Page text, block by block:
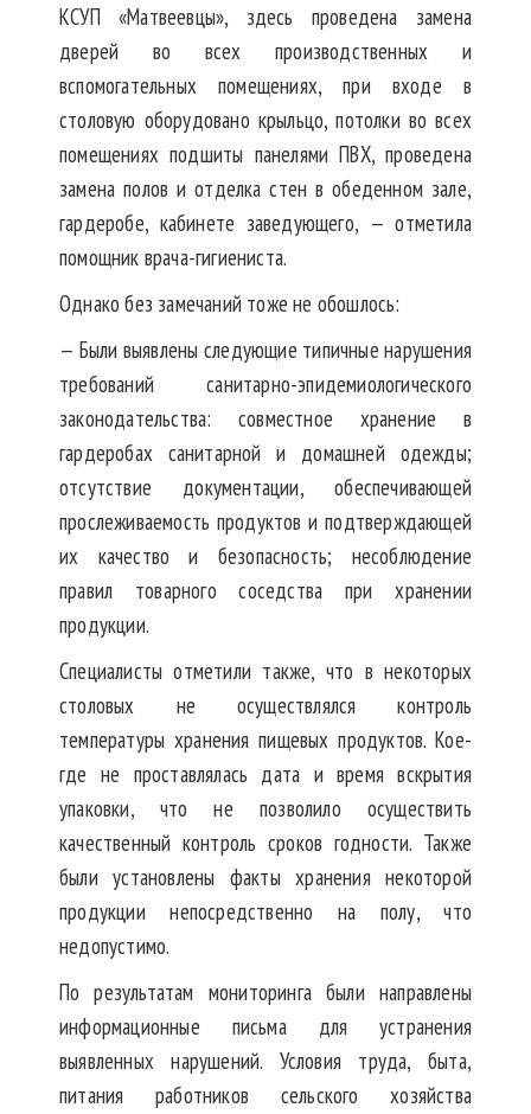
КСУП «Матвеевцы», здесь проведена замена
дверей во всех производственных и
вспомогательных помещениях, при входе в
столовую оборудовано крыльцо, потолки во всех
помещениях подшиты панелями ПВХ, проведена
замена полов и отделка стен в обеденном зале,
гардеробе, кабинете заведующего, — отметила
помощник врача-гигиениста.
Однако без замечаний тоже не обошлось:
— Были выявлены следующие типичные нарушения
требований санитарно-эпидемиологического
законодательства: совместное хранение в
гардеробах санитарной и домашней одежды;
отсутствие документации, обеспечивающей
прослеживаемость продуктов и подтверждающей
их качество и безопасность; несоблюдение
правил товарного соседства при хранении
продукции.
Специалисты отметили также, что в некоторых
столовых не осуществлялся контроль
температуры хранения пищевых продуктов. Кое-
где не проставлялась дата и время вскрытия
упаковки, что не позволило осуществить
качественный контроль сроков годности. Также
были установлены факты хранения некоторой
продукции непосредственно на полу, что
недопустимо.
По результатам мониторинга были направлены
информационные письма для устранения
выявленных нарушений. Условия труда, быта,
питания работников сельского хозяйства